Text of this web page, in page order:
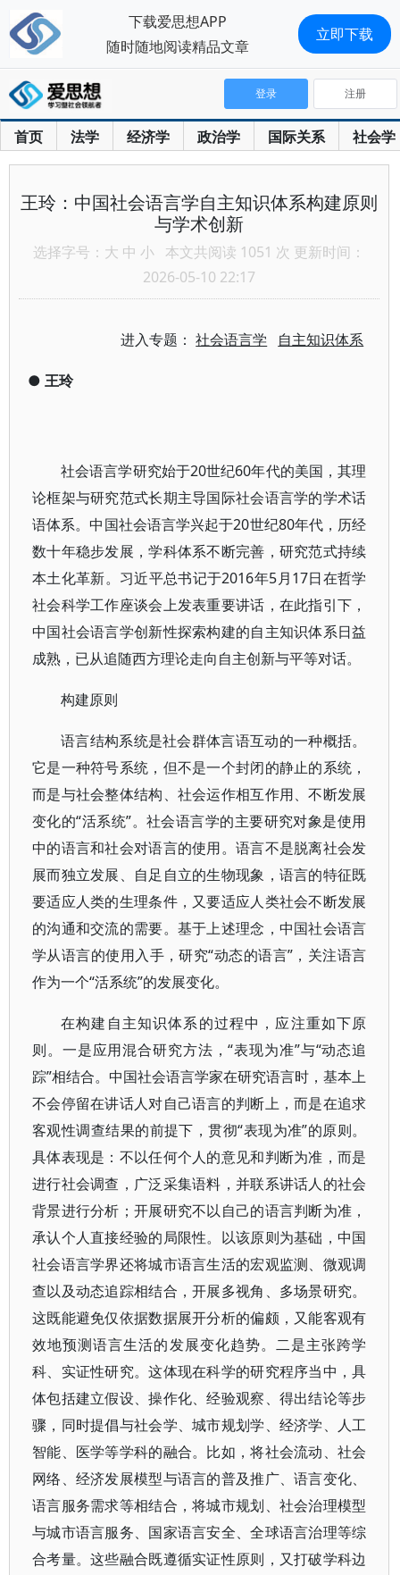
首页 法学 经济学 政治学 国际关系 社会学
登录 注册
王玲：中国社会语言学自主知识体系构建原则
与学术创新
选择字号： 大 中 小 本文共阅读 1051 次 更新时间：
2026-05-10 22:17
进入专题：社会语言学 自主知识体系
● 王玲
社会语言学研究始于20世纪60年代的美国，其理
论框架与研究范式长期主导国际社会语言学的学术话
语体系。中国社会语言学兴起于20世纪80年代，历经
数十年稳步发展，学科体系不断完善，研究范式持续
本土化革新。习近平总书记于2016年5月17日在哲学
社会科学工作座谈会上发表重要讲话，在此指引下，
中国社会语言学创新性探索构建的自主知识体系日益
成熟，已从追随西方理论走向自主创新与平等对话。
构建原则
语言结构系统是社会群体言语互动的一种概括。
它是一种符号系统，但不是一个封闭的静止的系统，
而是与社会整体结构、社会运作相互作用、不断发展
变化的“活系统”。社会语言学的主要研究对象是使用
中的语言和社会对语言的使用。语言不是脱离社会发
展而独立发展、自足自立的生物现象，语言的特征既
要适应人类的生理条件，又要适应人类社会不断发展
的沟通和交流的需要。基于上述理念，中国社会语言
学从语言的使用入手，研究“动态的语言”，关注语言
作为一个“活系统”的发展变化。
在构建自主知识体系的过程中，应注重如下原
则。一是应用混合研究方法，“表现为准”与“动态追
踪”相结合。中国社会语言学家在研究语言时，基本上
不会停留在讲话人对自己语言的判断上，而是在追求
客观性调查结果的前提下，贯彻“表现为准”的原则。
具体表现是：不以任何个人的意见和判断为准，而是
进行社会调查，广泛采集语料，并联系讲话人的社会
背景进行分析；开展研究不以自己的语言判断为准，
承认个人直接经验的局限性。以该原则为基础，中国
社会语言学界还将城市语言生活的宏观监测、微观调
查以及动态追踪相结合，开展多视角、多场景研究。
这既能避免仅依据数据展开分析的偏颇，又能客观有
效地预测语言生活的发展变化趋势。二是主张跨学
科、实证性研究。这体现在科学的研究程序当中，具
体包括建立假设、操作化、经验观察、得出结论等步
骤，同时提倡与社会学、城市规划学、经济学、人工
智能、医学等学科的融合。比如，将社会流动、社会
网络、经济发展模型与语言的普及推广、语言变化、
语言服务需求等相结合，将城市规划、社会治理模型
与城市语言服务、国家语言安全、全球语言治理等综
合考量。这些融合既遵循实证性原则，又打破学科边
下载爱思想APP
随时随地阅读精品文章
立即下载